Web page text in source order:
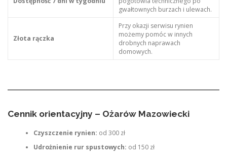
gwałtownych burzach i ulewach.
Złota rączka
Przy okazji serwisu rynien
możemy pomóc w innych
drobnych naprawach
domowych.
Cennik orientacyjny – Ożarów Mazowiecki
Czyszczenie rynien: od 300 zł
Udrożnienie rur spustowych: od 150 zł